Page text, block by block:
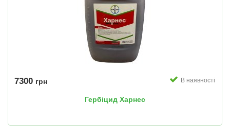
7300 грн В наявності
Гербіцид Харнес